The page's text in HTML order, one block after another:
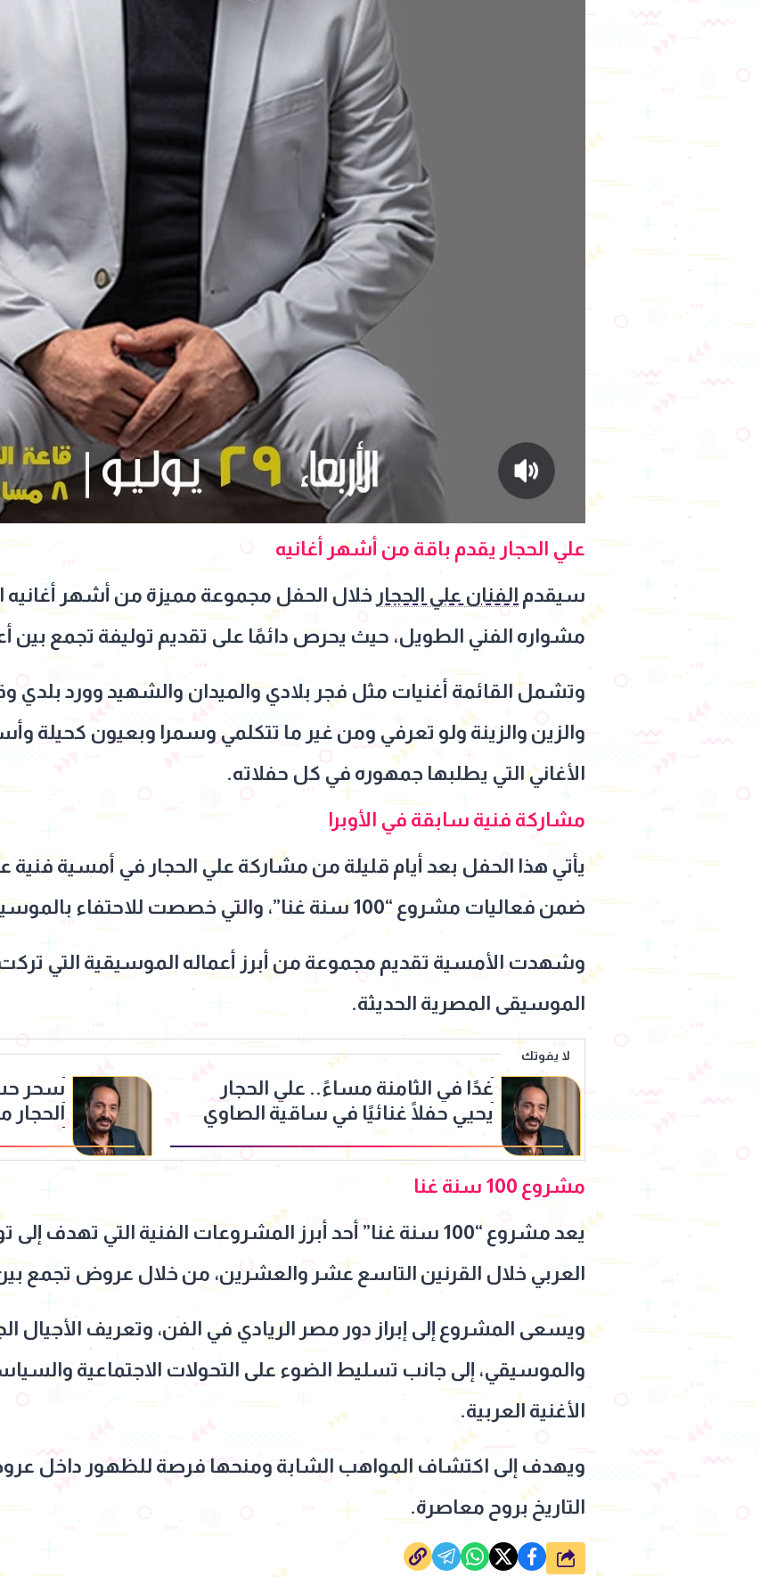
علي الحجار يقدم باقة من أشهر أغانيه
سيقدم الفنان علي الحجار خلال الحفل مجموعة مميزة من أشهر أغانيه
مشواره الفني الطويل، حيث يحرص دائمًا على تقديم توليفة تجمع بين
وتشمل القائمة أغنيات مثل فجر بلادي والميدان والشهيد وورد بلدي
والزين والزينة ولو تعرفي ومن غير ما تتكلمي وسمرا وبعيون كحيلة
الأغاني التي يطلبها جمهوره في كل حفلاته.
مشاركة فنية سابقة في الأوبرا
يأتي هذا الحفل بعد أيام قليلة من مشاركة علي الحجار في أمسية فنية على
ضمن فعاليات مشروع “100 سنة غنا”، والتي خصصت للاحتفاء بالموسيقار الراحل عمار الشريعي.
وشهدت الأمسية تقديم مجموعة من أبرز أعماله الموسيقية التي
الموسيقى المصرية الحديثة.
لا يفوتك
غدًا في الثامنة مساءً.. علي الحجار
يحيي حفلًا غنائيًا في ساقية الصاوي
سحر
الحجار
نشره
مشروع 100 سنة غنا
يعد مشروع “100 سنة غنا” أحد أبرز المشروعات الفنية التي
العربي خلال القرنين التاسع عشر والعشرين، من خلال عروض تجمع بين
ويسعى المشروع إلى إبراز دور مصر الريادي في الفن، وتعريف الأجيال
والموسيقي، إلى جانب تسليط الضوء على التحولات الاجتماعية
الأغنية العربية.
ويهدف إلى اكتشاف المواهب الشابة ومنحها فرصة للظهور داخل
التاريخ بروح معاصرة.
شارك